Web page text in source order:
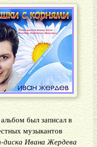
был записал в
музыкантов
Ивана Жердева